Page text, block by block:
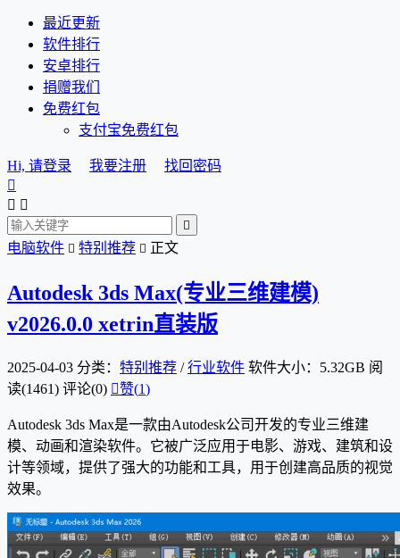
最近更新
软件排行
安卓排行
捐赠我们
免费红包
支付宝免费红包
Hi, 请登录 我要注册
找回密码

 

电脑软件  特别推荐  正文
Autodesk 3ds Max(专业三维建模)
v2026.0.0 xetrin直装版
2025-04-03 分类： 特别推荐 /行业软件 软件大小：5.32GB 阅
读(1461) 评论(0) 赞(1)
Autodesk 3ds Max是一款由Autodesk公司开发的专业三维建
模、动画和渲染软件。它被广泛应用于电影、游戏、建筑和设
计等领域，提供了强大的功能和工具，用于创建高品质的视觉
效果。